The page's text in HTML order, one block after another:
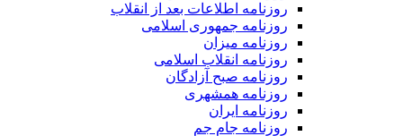
روزنامه اطلاعات بعد از انقلاب
روزنامه جمهوری اسلامی
روزنامه میزان
روزنامه انقلاب اسلامی
روزنامه صبح آزادگان
روزنامه همشهری
روزنامه ایران
روزنامه جام جم